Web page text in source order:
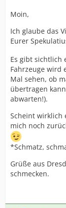
Moin,
Ich glaube das
Eurer
Es gibt sichtlich
Fahrzeuge wird
Mal sehen, ob
übertragen
abwarten!).
Scheint wirklich
mich noch
*Schmatz,
Grüße aus
schmecken.